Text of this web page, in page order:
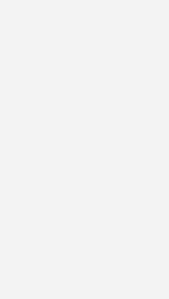
über eine
im puristischen Design